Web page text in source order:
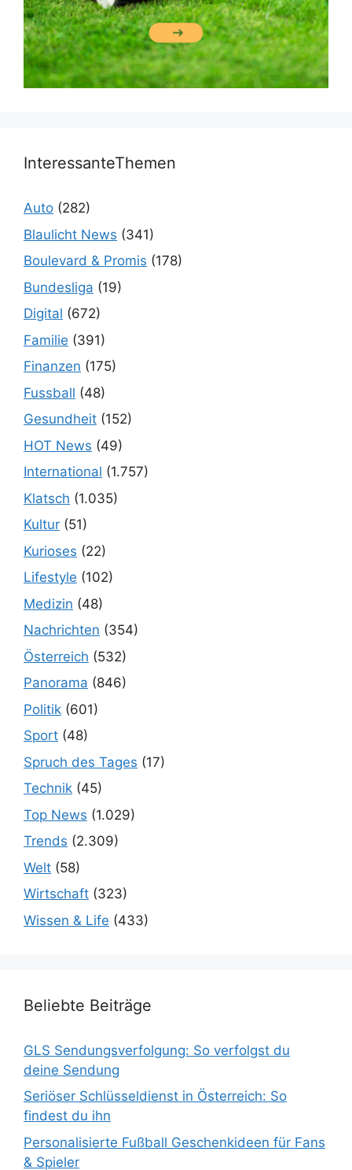
InteressanteThemen
Auto (282)
Blaulicht News (341)
Boulevard & Promis (178)
Bundesliga (19)
Digital (672)
Familie (391)
Finanzen (175)
Fussball (48)
Gesundheit (152)
HOT News (49)
International (1.757)
Klatsch (1.035)
Kultur (51)
Kurioses (22)
Lifestyle (102)
Medizin (48)
Nachrichten (354)
Österreich (532)
Panorama (846)
Politik (601)
Sport (48)
Spruch des Tages (17)
Technik (45)
Top News (1.029)
Trends (2.309)
Welt (58)
Wirtschaft (323)
Wissen & Life (433)
Beliebte Beiträge
GLS Sendungsverfolgung: So verfolgst du
deine Sendung
Seriöser Schlüsseldienst in Österreich: So
findest du ihn
Personalisierte Fußball Geschenkideen für Fans
& Spieler